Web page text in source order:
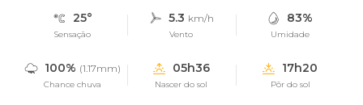
25°
Sensação
5.3 km/h
Vento
83%
Umidade
100% (1.17mm)
Chance chuva
05h36
Nascer do sol
17h20
Pôr do sol